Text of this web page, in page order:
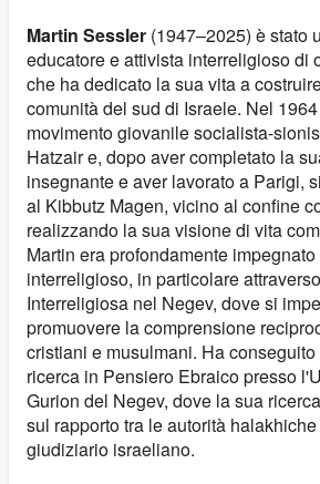
Martin Sessler (1947–2025) è stato
educatore e attivista interreligioso di
che ha dedicato la sua vita a
comunità del sud di Israele. Nel
movimento giovanile socialista-
Hatzair e, dopo aver completato la
insegnante e aver lavorato a Parigi,
al Kibbutz Magen, vicino al confine
realizzando la sua visione di vita
Martin era profondamente
interreligioso, in particolare
Interreligiosa nel Negev, dove si
promuovere la comprensione
cristiani e musulmani. Ha
ricerca in Pensiero Ebraico presso
Gurion del Negev, dove la sua
sul rapporto tra le autorità
giudiziario israeliano.